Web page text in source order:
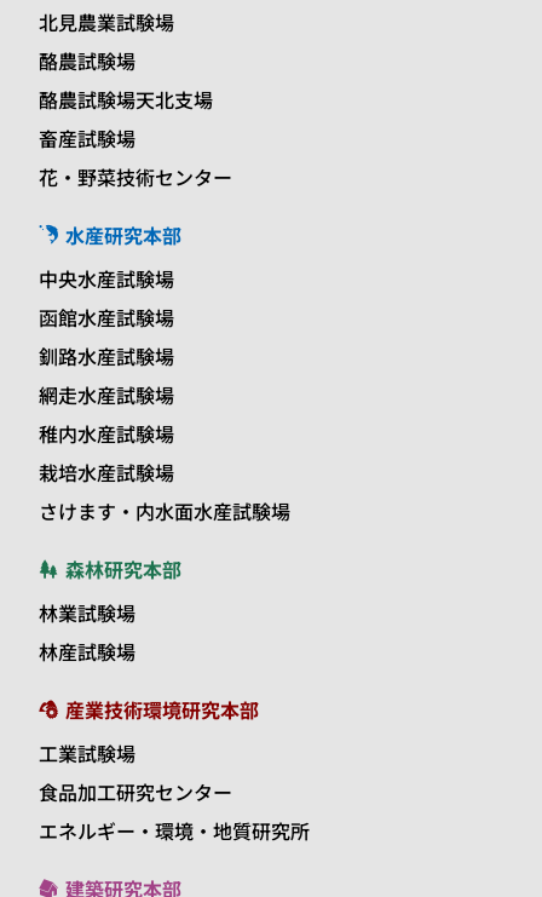
北見農業試験場
酪農試験場
酪農試験場天北支場
畜産試験場
花・野菜技術センター
水産研究本部
中央水産試験場
函館水産試験場
釧路水産試験場
網走水産試験場
稚内水産試験場
栽培水産試験場
さけます・内水面水産試験場
森林研究本部
林業試験場
林産試験場
産業技術環境研究本部
工業試験場
食品加工研究センター
エネルギー・環境・地質研究所
建築研究本部